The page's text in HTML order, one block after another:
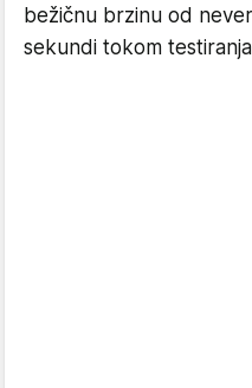
bežičnu brzinu od
sekundi tokom testiranja